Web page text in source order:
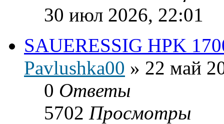
30 июл 2026, 22:01
SAUERESSIG HPK
Pavlushka00 » 22 май
0 Ответы
5702 Просмотры